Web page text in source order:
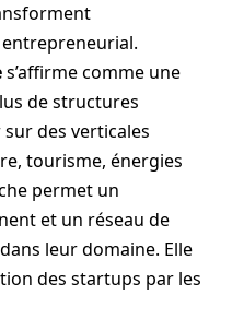
s’affirme comme une
de structures
des verticales
tourisme, énergies
permet un
et un réseau de
leur domaine. Elle
des startups par les